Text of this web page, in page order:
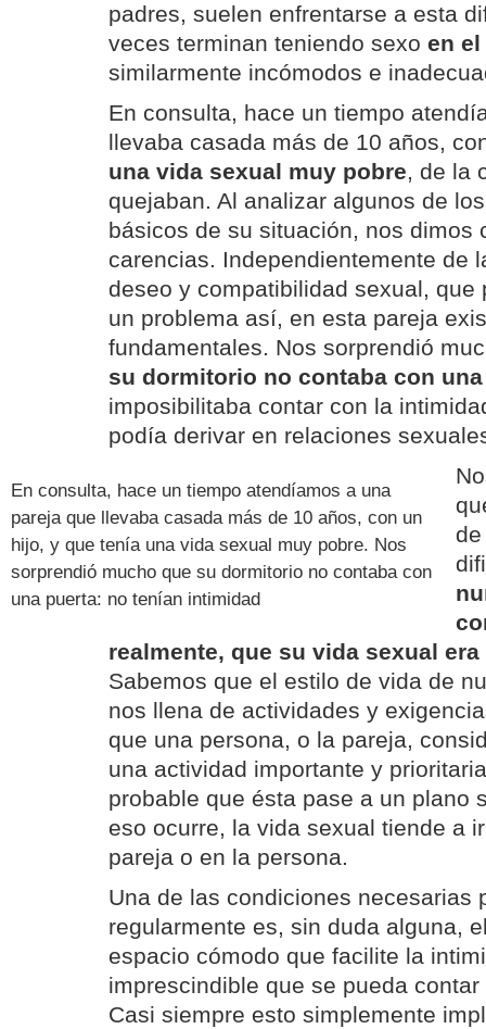
padres, suelen enfrentarse a esta
veces terminan teniendo sexo en
similarmente incómodos e
En consulta, hace un tiempo
llevaba casada más de 10 años,
una vida sexual muy pobre, de la
quejaban. Al analizar algunos de
básicos de su situación, nos dimos
carencias. Independientemente de
deseo y compatibilidad sexual, que
un problema así, en esta pareja
fundamentales. Nos sorprendió
su dormitorio no contaba con
imposibilitaba contar con la
podía derivar en relaciones
En consulta, hace un tiempo atendíamos a una
pareja que llevaba casada más de 10 años, con un
hijo, y que tenía una vida sexual muy pobre. Nos
sorprendió mucho que su dormitorio no contaba con
una puerta: no tenían intimidad
realmente, que su vida sexual
Sabemos que el estilo de vida de
nos llena de actividades y
que una persona, o la pareja,
una actividad importante y
probable que ésta pase a un plano
eso ocurre, la vida sexual tiende a
pareja o en la persona.
Una de las condiciones necesarias
regularmente es, sin duda alguna,
espacio cómodo que facilite la
imprescindible que se pueda
Casi siempre esto simplemente